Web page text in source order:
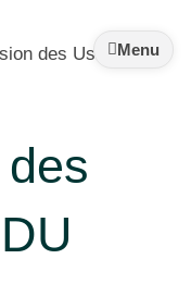
Menu
des Usagers –